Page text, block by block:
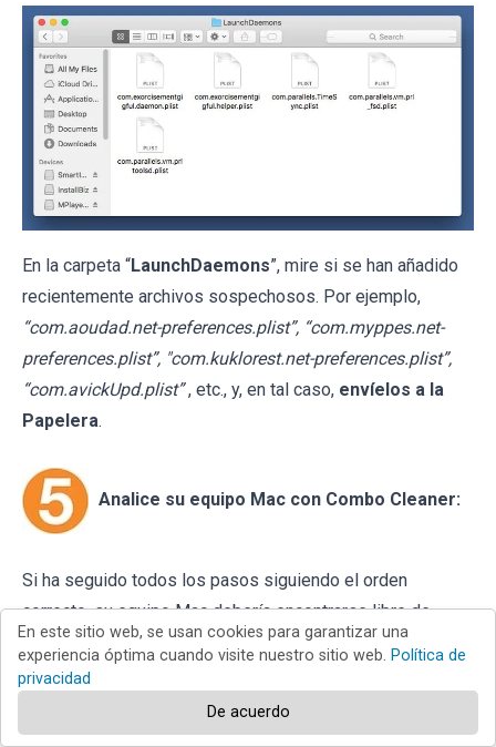
En la carpeta “LaunchDaemons”, mire si se han añadido
recientemente archivos sospechosos. Por ejemplo,
“com.aoudad.net-preferences.plist”, “com.myppes.net-
preferences.plist”, "com.kuklorest.net-preferences.plist”,
“com.avickUpd.plist” , etc., y, en tal caso, envíelos a la
Papelera.
Analice su equipo Mac con Combo Cleaner:
Si ha seguido todos los pasos siguiendo el orden
correcto, su equipo Mac debería encontrarse libre de
infecciones. Para asegurarse de que su sistema no está
infectado, analícelo con el antivirus Combo Cleaner.
. Tras descargar el archivo, haga doble
clic sobre el instaladorcombocleaner.dmg ; en la nueva
En este sitio web, se usan cookies para garantizar una
experiencia óptima cuando visite nuestro sitio web. Política de
privacidad
De acuerdo